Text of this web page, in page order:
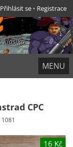
klasika
Přihlásit se • Registrace
MENU
CPC
1081
16 Kč